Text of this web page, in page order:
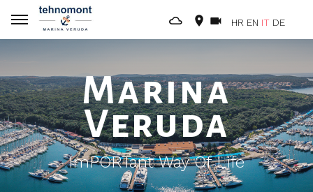
HR EN IT DE
Marina
Veruda
ImPORTant Way Of Life